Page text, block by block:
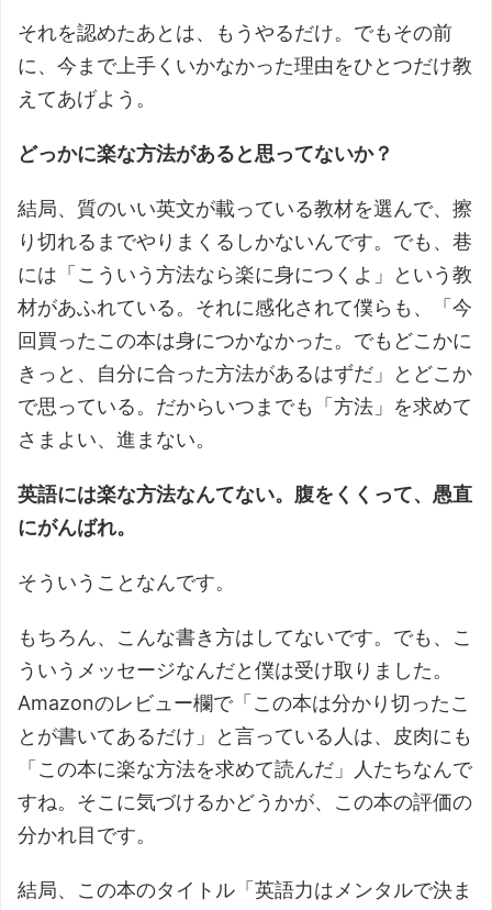
それを認めたあとは、もうやるだけ。でもその前
に、今まで上手くいかなかった理由をひとつだけ教
えてあげよう。
どっかに楽な方法があると思ってないか？
結局、質のいい英文が載っている教材を選んで、擦
り切れるまでやりまくるしかないんです。でも、巷
には「こういう方法なら楽に身につくよ」という教
材があふれている。それに感化されて僕らも、「今
回買ったこの本は身につかなかった。でもどこかに
きっと、自分に合った方法があるはずだ」とどこか
で思っている。だからいつまでも「方法」を求めて
さまよい、進まない。
英語には楽な方法なんてない。腹をくくって、愚直
にがんばれ。
そういうことなんです。
もちろん、こんな書き方はしてないです。でも、こ
ういうメッセージなんだと僕は受け取りました。
Amazonのレビュー欄で「この本は分かり切ったこ
とが書いてあるだけ」と言っている人は、皮肉にも
「この本に楽な方法を求めて読んだ」人たちなんで
すね。そこに気づけるかどうかが、この本の評価の
分かれ目です。
結局、この本のタイトル「英語力はメンタルで決ま